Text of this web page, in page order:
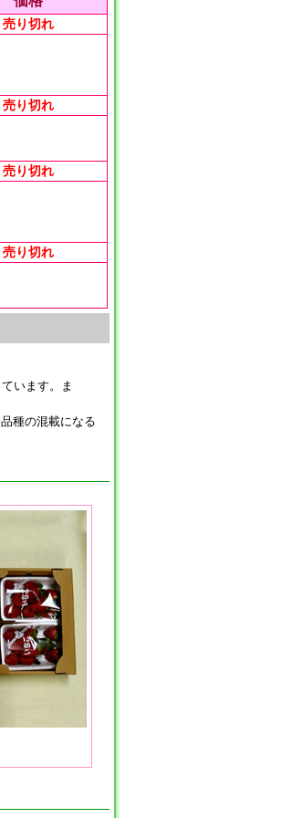
売り切れ
売り切れ
売り切れ
売り切れ
います。ま
種の混載になる